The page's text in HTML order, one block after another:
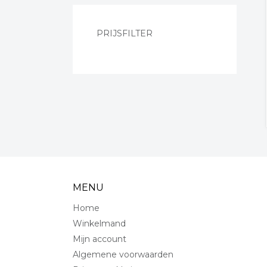
PRIJSFILTER
MENU
Home
Winkelmand
Mijn account
Algemene voorwaarden